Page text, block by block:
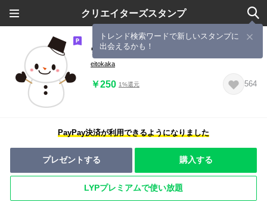
クリエイターズスタンプ
トレンド検索ワードで新しいスタンプに
出会えるかも！
雪だるまくん達の日常
eitokaka
￥250 1%還元 564
PayPay決済が利用できるようになりました
プレゼントする 購入する
LYPプレミアムで使い放題